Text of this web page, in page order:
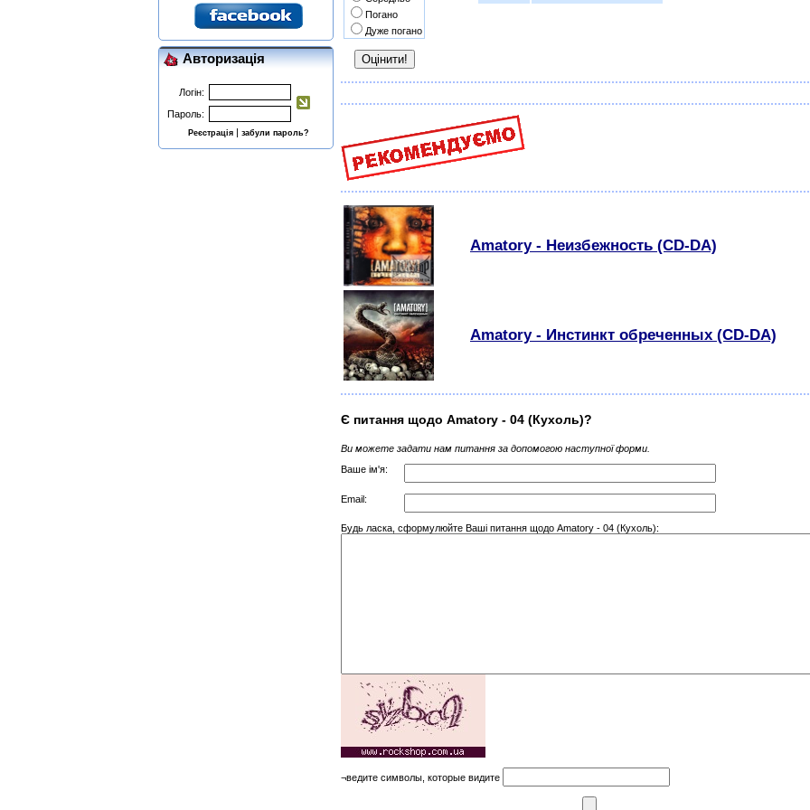
Авторизація
Логін:
Пароль:
Реєстрація| забули пароль?
Погано
Дуже погано
Amatory - Неизбежность (CD-DA)
Amatory - Инстинкт обреченных (CD-DA)
Є питання щодо Amatory - 04 (Кухоль)?
Ви можете задати нам питання за допомогою наступної форми.
Ваше ім'я:
Email:
Будь ласка, сформулюйте Ваші питання щодо Amatory - 04 (Кухоль):
¬ведите символы, которые видите